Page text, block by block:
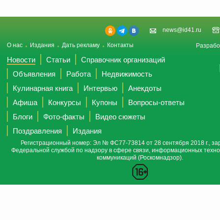
news@id41.ru
О нас Издания Дать рекламу Контакты
Новости Статьи
Справочник организаций
Объявления
Работа
Недвижимость
Кулинарная книга
Интервью
Анекдоты
Афиша
Конкурсы Купоны
Вопросы-ответы
Блоги
Фото-факты
Видео сюжеты
Поздравления
Издания
Регистрационный номер: Эл № ФС77-73814 от 28 сентября 2018 г.,
Федеральной службой по надзору в сфере связи, информационных
коммуникаций (Роскомнадзор).